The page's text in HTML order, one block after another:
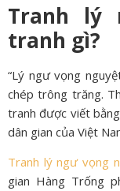
Tranh lý
tranh gì?
“Lý ngư vọng
chép trông trăng.
tranh được viết
dân gian của Việt
Tranh lý ngư vọng
gian Hàng Trống